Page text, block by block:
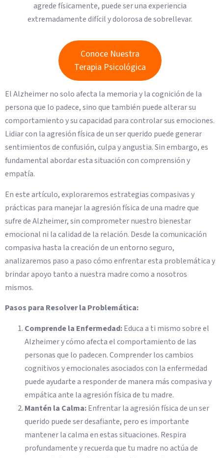
agrede físicamente, puede ser una experiencia
extremadamente difícil y dolorosa de sobrellevar.
Conoce Nuestra
Terapia Psicológica
El Alzheimer no solo afecta la memoria y la cognición de la
persona que lo padece, sino que también puede alterar su
comportamiento y su capacidad para controlar sus emociones.
Lidiar con la agresión física de un ser querido puede generar
sentimientos de confusión, culpa y angustia. Sin embargo, es
fundamental abordar esta situación con comprensión y
empatía.
En este artículo, exploraremos estrategias compasivas y
prácticas para manejar la agresión física de una madre que
sufre de Alzheimer, sin comprometer nuestro bienestar
emocional ni la calidad de la relación. Desde la comunicación
compasiva hasta la creación de un entorno seguro,
analizaremos paso a paso cómo enfrentar esta problemática y
brindar apoyo tanto a nuestra madre como a nosotros
mismos.
Pasos para Resolver la Problemática:
Comprende la Enfermedad:Educa a ti mismo sobre el
Alzheimer y cómo afecta el comportamiento de las
personas que lo padecen. Comprender los cambios
cognitivos y emocionales asociados con la enfermedad
puede ayudarte a responder de manera más compasiva y
empática ante la agresión física de tu madre.
Mantén la Calma:Enfrentar la agresión física de un ser
querido puede ser desafiante, pero es importante
mantener la calma en estas situaciones. Respira
profundamente y recuerda que tu madre no actúa de